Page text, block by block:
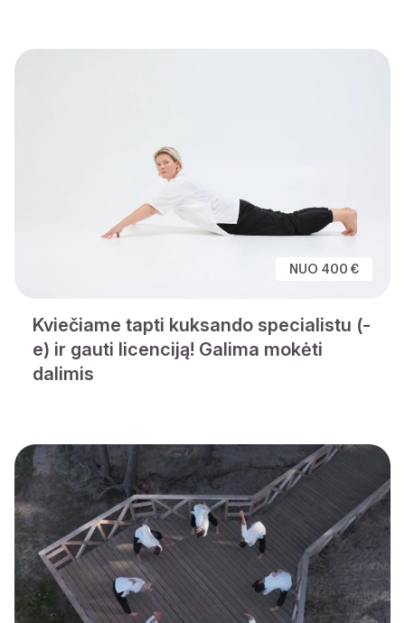
NUO 400 €
Kviečiame tapti kuksando specialistu (-
e) ir gauti licenciją! Galima mokėti
dalimis